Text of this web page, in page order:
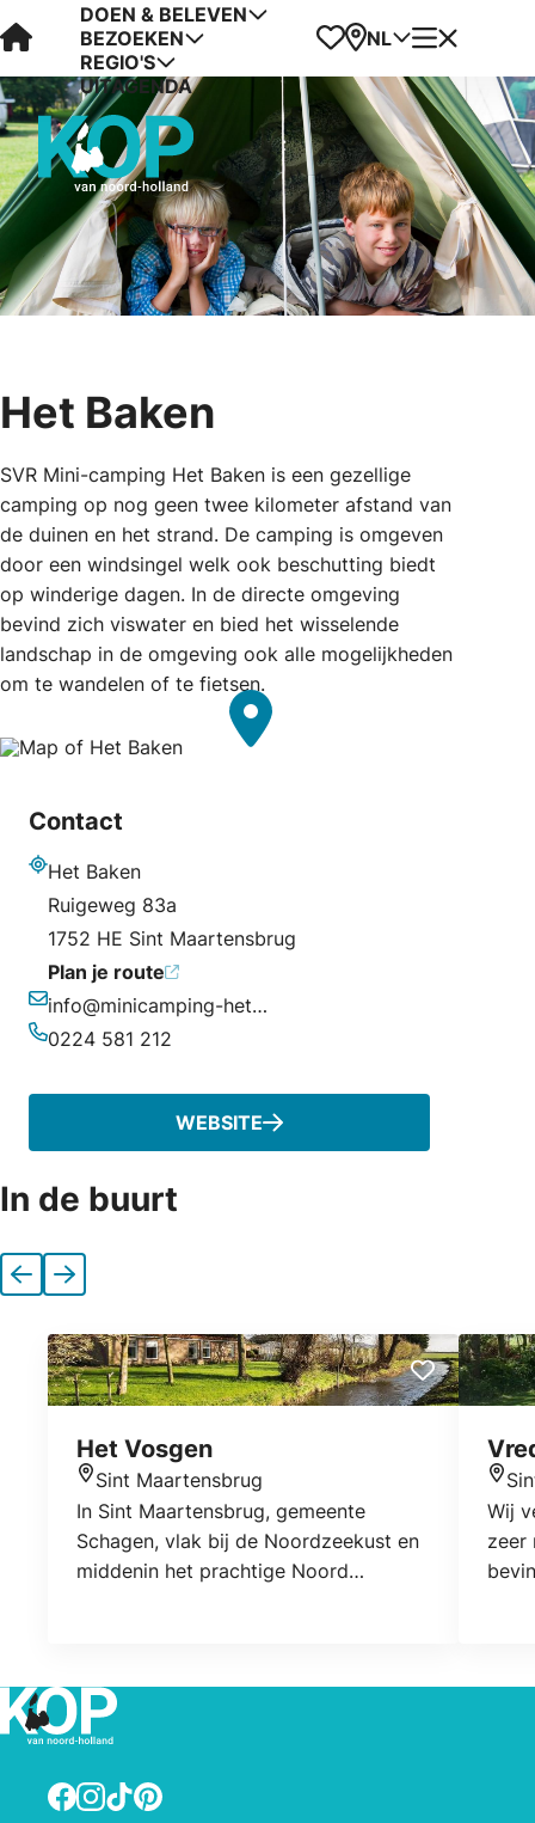
Visit Kop van Holland
DOEN & BELEVEN
BEZOEKEN
REGIO'S
UITAGENDA
Favorieten
Kaart
NL Menu
Het Baken
SVR Mini-camping Het Baken is een gezellige
camping op nog geen twee kilometer afstand van
de duinen en het strand. De camping is omgeven
door een windsingel welk ook beschutting biedt
op winderige dagen. In de directe omgeving
bevind zich viswater en bied het wisselende
landschap in de omgeving ook alle mogelijkheden
om te wandelen of te fietsen.
Contact
Het Baken
Ruigeweg 83a
1752 HE Sint Maartensbrug
Plan je route
E-mailadres
info@minicamping-hetbaken.nl
0224 581 212
WEBSITE
In de buurt
VorigeVolgende
Het Vosgen
Sint Maartensbrug
In Sint Maartensbrug, gemeente
Schagen, vlak bij de Noordzeekust en
middenin het prachtige Noord
vakantiewoning met een grote tuin en
eigen “terras in de kas”. In het voorjaar
kijk je uit over de bollenvelden. Ideaal
voor rustzoekers, fietsers,
strandliefhebbers, natuurliefhebbers,
Wij
zeer
Facebook
Instagram
TikTokPinterest